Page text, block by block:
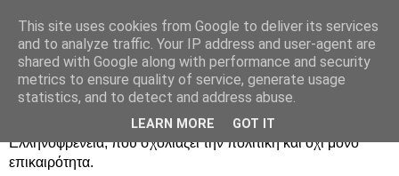
Ραδιοφωνική
Ελληνοφρένεια Unofficial
Η γνωστή ραδιοφωνική εκπομπή κατά κόσμον
Ελληνοφρένεια, που σχολιάζει την πολιτική και όχι μόνο
επικαιρότητα.
This site uses cookies from Google to deliver its services
and to analyze traffic. Your IP address and user-agent are
shared with Google along with performance and security
metrics to ensure quality of service, generate usage
statistics, and to detect and address abuse.
LEARN MORE GOT IT